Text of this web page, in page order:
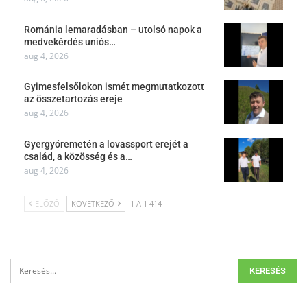
Románia lemaradásban – utolsó napok a
medvekérdés uniós…
aug 4, 2026
Gyimesfelsőlokon ismét megmutatkozott
az összetartozás ereje
aug 4, 2026
Gyergyóremetén a lovassport erejét a
család, a közösség és a…
aug 4, 2026
ELŐZŐ KÖVETKEZŐ 1 A 1 414